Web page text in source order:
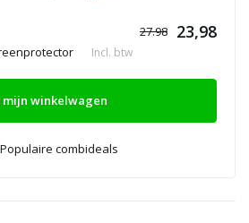
27.98 23,98
Incl. btw
mijn winkelwagen
Populaire combideals